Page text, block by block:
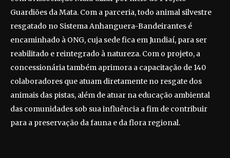
Guardiões da Mata. Com a parceria, todo animal silvestre
resgatado no Sistema Anhanguera-Bandeirantes é
encaminhado à ONG, cuja sede fica em Jundiaí, para ser
reabilitado e reintegrado à natureza. Com o projeto, a
concessionária também aprimora a capacitação de 140
colaboradores que atuam diretamente no resgate dos
animais das pistas, além de atuar na educação ambiental
das comunidades sob sua influência a fim de contribuir
para a preservação da fauna e da flora regional.